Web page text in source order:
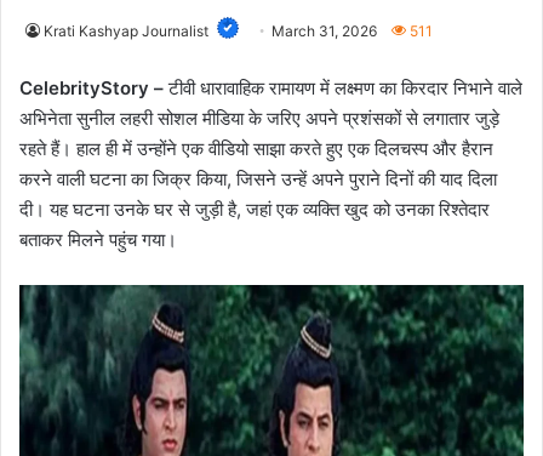
Krati Kashyap Journalist March 31, 2026 511
CelebrityStory –टीवी धारावाहिक रामायण में लक्ष्मण का किरदार निभाने वाले
अभिनेता सुनील लहरी सोशल मीडिया के जरिए अपने प्रशंसकों से लगातार जुड़े
रहते हैं। हाल ही में उन्होंने एक वीडियो साझा करते हुए एक दिलचस्प और हैरान
करने वाली घटना का जिक्र किया, जिसने उन्हें अपने पुराने दिनों की याद दिला
दी। यह घटना उनके घर से जुड़ी है, जहां एक व्यक्ति खुद को उनका रिश्तेदार
बताकर मिलने पहुंच गया।